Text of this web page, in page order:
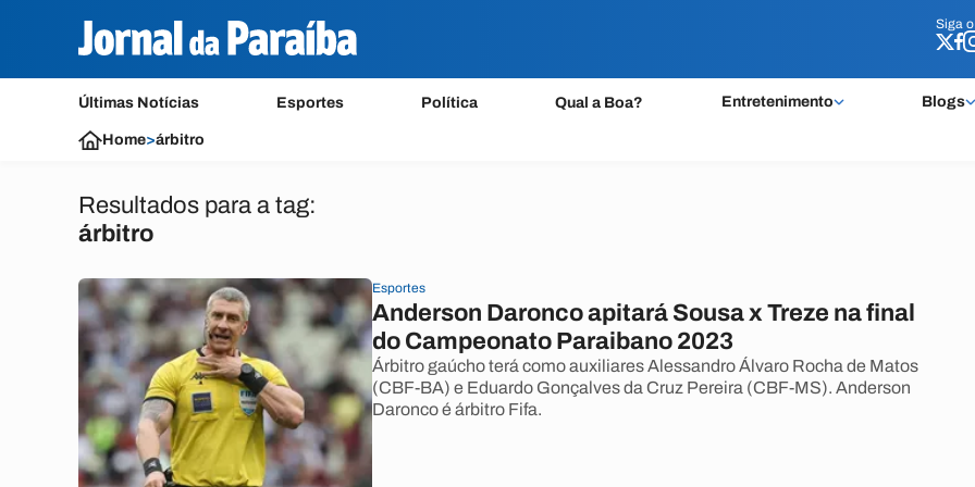
Siga o
Últimas Notícias Esportes Política Qual a Boa? Entretenimento Blogs
Siga o
Home>árbitro
Resultados para a tag:
árbitro
Esportes
Anderson Daronco apitará Sousa x Treze na final
do Campeonato Paraibano 2023
Árbitro gaúcho terá como auxiliares Alessandro Álvaro Rocha de Matos
(CBF-BA) e Eduardo Gonçalves da Cruz Pereira (CBF-MS). Anderson
Daronco é árbitro Fifa.